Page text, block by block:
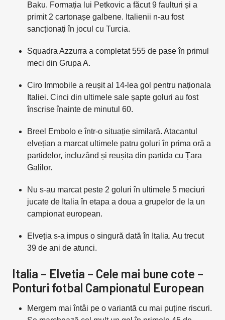
Baku. Formația lui Petkovic a făcut 9 faulturi și a
primit 2 cartonașe galbene. Italienii n-au fost
sancționați în jocul cu Turcia.
Squadra Azzurra a completat 555 de pase în primul
meci din Grupa A.
Ciro Immobile a reușit al 14-lea gol pentru naționala
Italiei. Cinci din ultimele sale șapte goluri au fost
înscrise înainte de minutul 60.
Breel Embolo e într-o situație similară. Atacantul
elvețian a marcat ultimele patru goluri în prima oră a
partidelor, incluzând și reușita din partida cu Țara
Galilor.
Nu s-au marcat peste 2 goluri în ultimele 5 meciuri
jucate de Italia în etapa a doua a grupelor de la un
campionat european.
Elveția s-a impus o singură dată în Italia. Au trecut
39 de ani de atunci.
Italia – Elvetia – Cele mai bune cote –
Ponturi fotbal Campionatul European
Mergem mai întâi pe o variantă cu mai puține riscuri.